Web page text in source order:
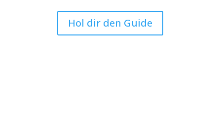
Hol dir den Guide